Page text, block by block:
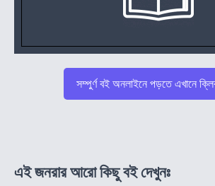
সম্পুর্ণ বই অনলাইনে পড়তে এখানে
এই জনরার আরো কিছু বই দেখুনঃ